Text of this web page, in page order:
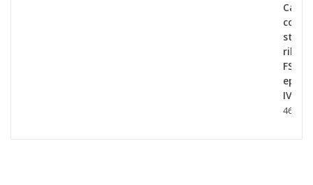
Carro
con
stanti
FS,
ep
IV.
46,90 €